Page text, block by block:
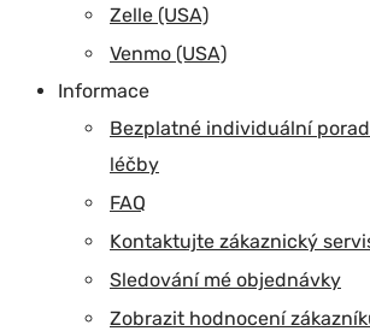
Zelle (USA)
Venmo (USA)
Informace
Bezplatné individuální
léčby
FAQ
Kontaktujte zákaznický
Sledování mé objednávky
Zobrazit hodnocení